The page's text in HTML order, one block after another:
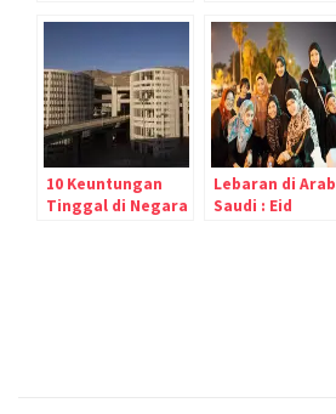
10 Keuntungan
Tinggal di Negara
Lebaran di Arab
Saudi : Eid